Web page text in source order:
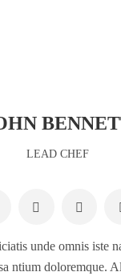
LEAD CHEF
unde omnis iste
ntium doloremque.